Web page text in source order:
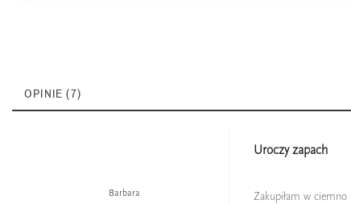
OPINIE (7)
Barbara
Uroczy zapach
Zakupiłam w ciemno